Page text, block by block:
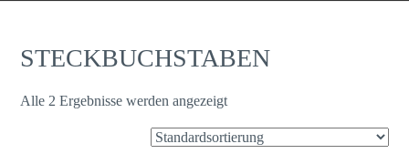
STECKBUCHSTABEN
Alle 2 Ergebnisse werden angezeigt